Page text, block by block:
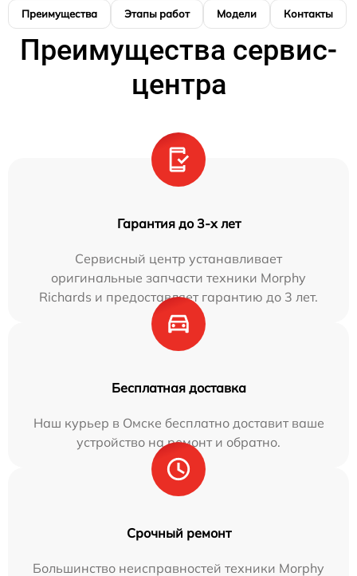
Преимущества Этапы работ Модели Контакты
Преимущества сервис-
центра
Гарантия до 3-х лет
Сервисный центр устанавливает
оригинальные запчасти техники Morphy
Richards и предоставляет гарантию до 3 лет.
Бесплатная доставка
Наш курьер в Омске бесплатно доставит ваше
устройство на ремонт и обратно.
Срочный ремонт
Большинство неисправностей техники Morphy